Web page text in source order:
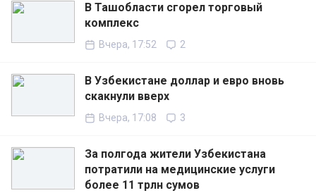
В Ташобласти сгорел торговый
комплекс
Вчера, 17:52 2
В Узбекистане доллар и евро вновь
скакнули вверх
Вчера, 17:08 3
За полгода жители Узбекистана
потратили на медицинские услуги
более 11 трлн сумов